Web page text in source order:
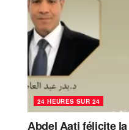
24 HEURES SUR 24
Abdel Aati félicite